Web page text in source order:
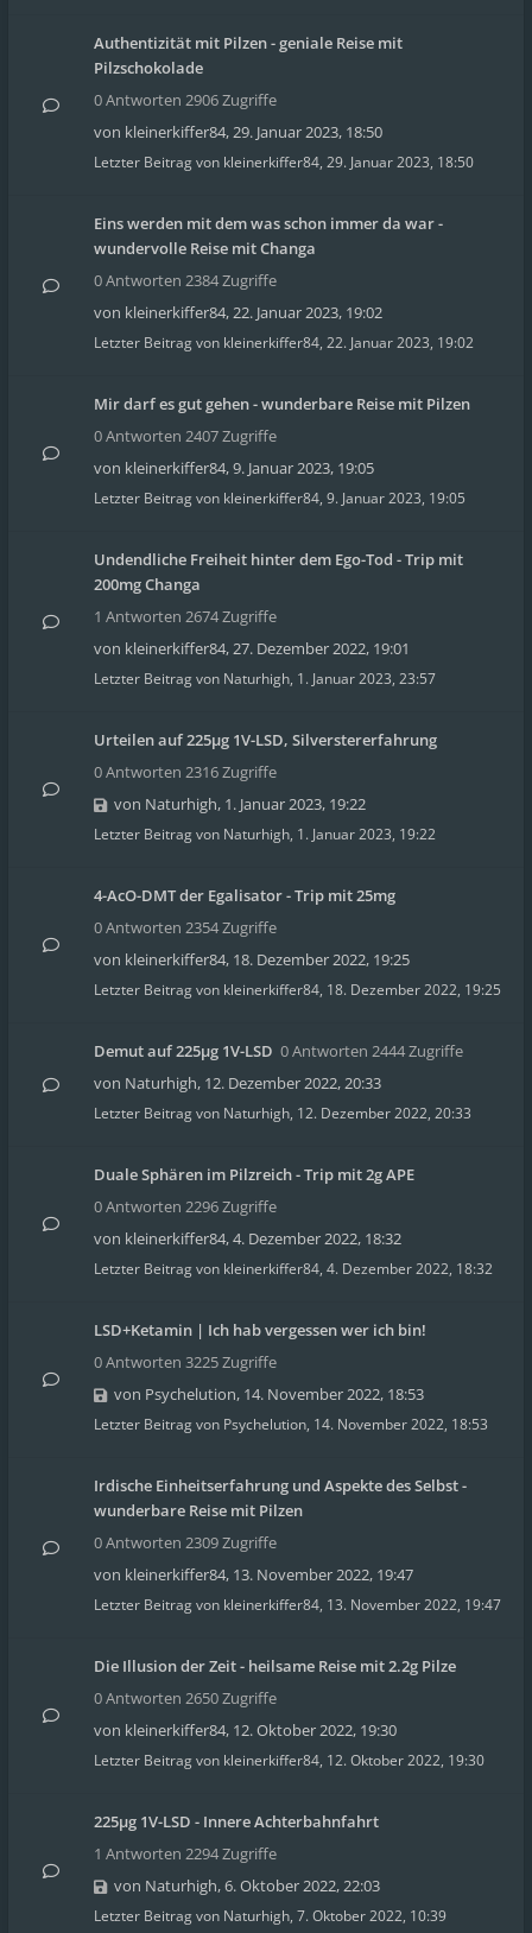
Authentizität mit Pilzen - geniale Reise mit
Pilzschokolade
0 Antworten 2906 Zugriffe
von kleinerkiffer84,29. Januar 2023, 18:50
Letzter Beitrag von kleinerkiffer84, 29. Januar 2023, 18:50
Eins werden mit dem was schon immer da war -
wundervolle Reise mit Changa
0 Antworten 2384 Zugriffe
von kleinerkiffer84,22. Januar 2023, 19:02
Letzter Beitrag von kleinerkiffer84, 22. Januar 2023, 19:02
Mir darf es gut gehen - wunderbare Reise mit Pilzen
0 Antworten 2407 Zugriffe
von kleinerkiffer84,9. Januar 2023, 19:05
Letzter Beitrag von kleinerkiffer84, 9. Januar 2023, 19:05
Undendliche Freiheit hinter dem Ego-Tod - Trip mit
200mg Changa
1 Antworten 2674 Zugriffe
von kleinerkiffer84,27. Dezember 2022, 19:01
Letzter Beitrag von Naturhigh, 1. Januar 2023, 23:57
Urteilen auf 225µg 1V-LSD, Silverstererfahrung
0 Antworten 2316 Zugriffe
von Naturhigh, 1. Januar 2023, 19:22
Letzter Beitrag von Naturhigh, 1. Januar 2023, 19:22
4-AcO-DMT der Egalisator - Trip mit 25mg
0 Antworten 2354 Zugriffe
von kleinerkiffer84, 18. Dezember 2022, 19:25
Letzter Beitrag von kleinerkiffer84, 18. Dezember 2022, 19:25
Demut auf 225µg 1V-LSD 0 Antworten 2444 Zugriffe
von Naturhigh, 12. Dezember 2022, 20:33
Letzter Beitrag von Naturhigh, 12. Dezember 2022, 20:33
Duale Sphären im Pilzreich - Trip mit 2g APE
0 Antworten 2296 Zugriffe
von kleinerkiffer84,4. Dezember 2022, 18:32
Letzter Beitrag von kleinerkiffer84, 4. Dezember 2022, 18:32
LSD+Ketamin | Ich hab vergessen wer ich bin!
0 Antworten 3225 Zugriffe
von Psychelution, 14. November 2022, 18:53
Letzter Beitrag von Psychelution, 14. November 2022, 18:53
Irdische Einheitserfahrung und Aspekte des Selbst -
wunderbare Reise mit Pilzen
0 Antworten 2309 Zugriffe
von kleinerkiffer84, 13. November 2022, 19:47
Letzter Beitrag von kleinerkiffer84, 13. November 2022, 19:47
Die Illusion der Zeit - heilsame Reise mit 2.2g Pilze
0 Antworten 2650 Zugriffe
von kleinerkiffer84, 12. Oktober 2022, 19:30
Letzter Beitrag von kleinerkiffer84, 12. Oktober 2022, 19:30
225µg 1V-LSD - Innere Achterbahnfahrt
1 Antworten 2294 Zugriffe
von Naturhigh,6. Oktober 2022, 22:03
Letzter Beitrag von Naturhigh, 7. Oktober 2022, 10:39